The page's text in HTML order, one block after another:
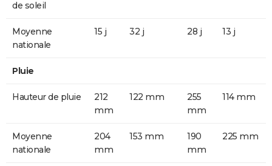
de soleil
Moyenne
nationale
15 j 32 j 28 j 13 j
Pluie
Hauteur de pluie
212
mm
122 mm
255
mm
114 mm
Moyenne
nationale
204
mm
153 mm
190
mm
225 mm